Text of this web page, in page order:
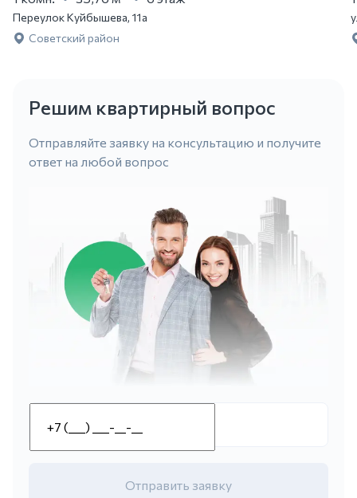
Переулок Куйбышева, 11а
Советский район
Решим квартирный вопрос
Отправляйте заявку на консультацию и получите
ответ на любой вопрос
Отправить заявку